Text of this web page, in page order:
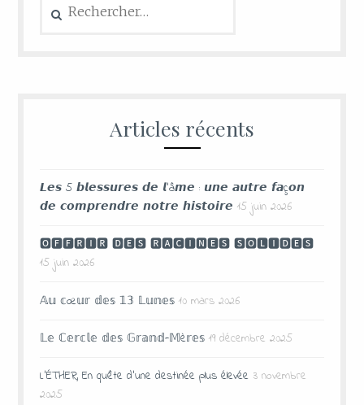
Articles récents
𝙇𝙚𝙨 5 𝙗𝙡𝙚𝙨𝙨𝙪𝙧𝙚𝙨 𝙙𝙚 𝙡’â𝙢𝙚 : 𝙪𝙣𝙚 𝙖𝙪𝙩𝙧𝙚 𝙛𝙖ç𝙤𝙣
𝙙𝙚 𝙘𝙤𝙢𝙥𝙧𝙚𝙣𝙙𝙧𝙚 𝙣𝙤𝙩𝙧𝙚 𝙝𝙞𝙨𝙩𝙤𝙞𝙧𝙚 15 juin 2026
🅾🅵🅵🆁🅸🆁 🅳🅴🆂 🆁🅰🅲🅸🅽🅴🆂 🆂🅾🅻🅸🅳🅴🆂
15 juin 2026
𝔸𝕦 𝕔œ𝕦𝕣 𝕕𝕖𝕤 𝟙𝟛 𝕃𝕦𝕟𝕖𝕤 10 mars 2026
𝕃𝕖 ℂ𝕖𝕣𝕔𝕝𝕖 𝕕𝕖𝕤 𝔾𝕣𝕒𝕟𝕕-𝕄è𝕣𝕖𝕤 19 décembre 2025
L’ÉTHER, En quête d’une destinée plus élevée 3 novembre
2025